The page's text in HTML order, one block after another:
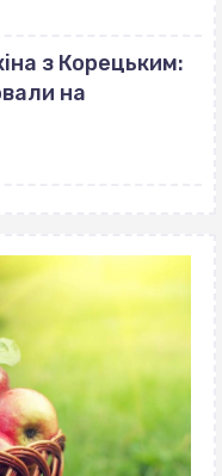
з Корецьким:
на